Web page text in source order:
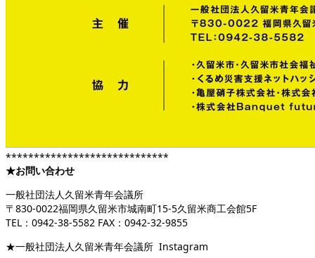
*****************************
★お問い合わせ
一般社団法人久留米青年会議所
〒830-0022福岡県久留米市城南町15-5久留米商工会館5F
TEL：0942-38-5582 FAX：0942-32-9855
★一般社団法人久留米青年会議所 Instagram